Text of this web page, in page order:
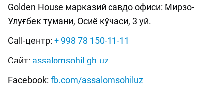
Golden House марказий савдо офиси: Мирзо-
Улуғбек тумани, Осиё кўчаси, 3 уй.
Call-центр: + 998 78 150-11-11
Сайт: assalomsohil.gh.uz
Facebook: fb.com/assalomsohiluz